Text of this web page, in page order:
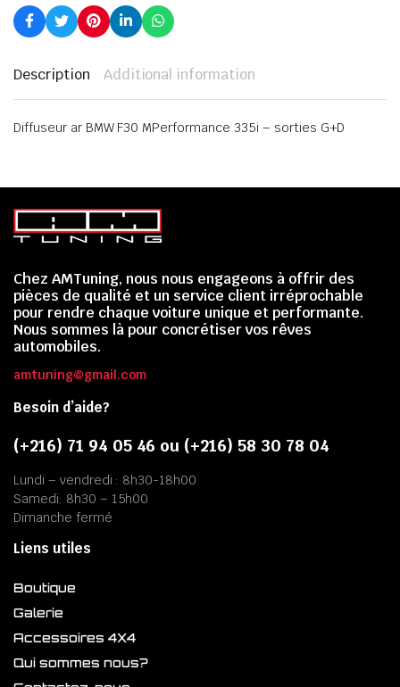
Description Additional information
Diffuseur ar BMW F30 MPerformance 335i – sorties G+D
Chez AMTuning, nous nous engageons à offrir des
pièces de qualité et un service client irréprochable
pour rendre chaque voiture unique et performante.
Nous sommes là pour concrétiser vos rêves
automobiles.
amtuning@gmail.com
Besoin d’aide?
(+216) 71 94 05 46 ou (+216) 58 30 78 04
Lundi – vendredi : 8h30-18h00
Samedi: 8h30 – 15h00
Dimanche fermé
Liens utiles
Boutique
Galerie
Accessoires 4X4
Qui sommes nous?